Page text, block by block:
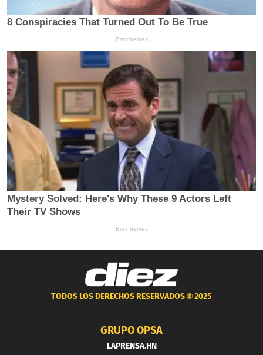
TODOS LOS DERECHOS RESERVADOS ®2025
GRUPO OPSA
LAPRENSA.HN